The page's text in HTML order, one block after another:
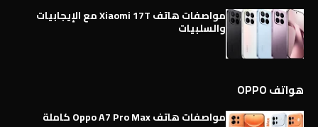
مواصفات هاتف Xiaomi 17T مع الإيجابيات
والسلبيات
هواتف OPPO
مواصفات هاتف Oppo A7 Pro Max كاملة